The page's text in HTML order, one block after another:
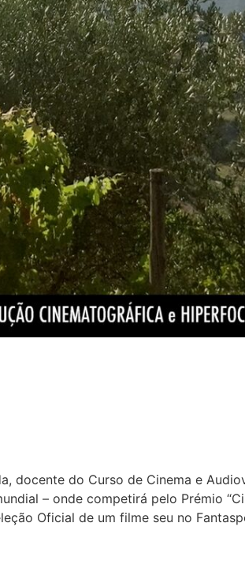
do Curso de Cinema e
– onde competirá pelo Prémio
Oficial de um filme seu no